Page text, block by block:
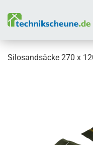
Silosandsäcke 270 x